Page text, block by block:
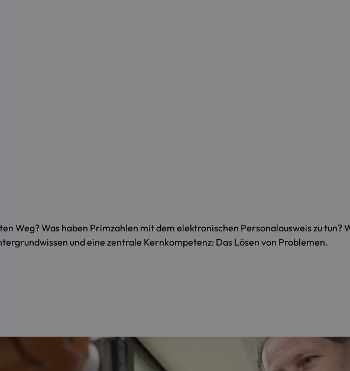
Weg? Was haben Primzahlen mit dem elektronischen Personalausweis zu
und eine zentrale Kernkompetenz: Das Lösen von Problemen.